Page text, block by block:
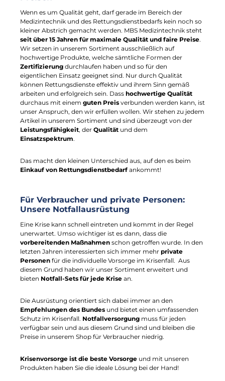
Wenn es um Qualität geht, darf gerade im Bereich der
Medizintechnik und des Rettungsdienstbedarfs kein noch so
kleiner Abstrich gemacht werden. MBS Medizintechnik steht
seit über 15 Jahren für maximale Qualität und faire Preise.
Wir setzen in unserem Sortiment ausschließlich auf
hochwertige Produkte, welche sämtliche Formen der
Zertifizierung durchlaufen haben und so für den
eigentlichen Einsatz geeignet sind. Nur durch Qualität
können Rettungsdienste effektiv und ihrem Sinn gemäß
arbeiten und erfolgreich sein. Dass hochwertige Qualität
durchaus mit einem guten Preis verbunden werden kann, ist
unser Anspruch, den wir erfüllen wollen. Wir stehen zu jedem
Artikel in unserem Sortiment und sind überzeugt von der
Leistungsfähigkeit, der Qualität und dem
Einsatzspektrum.
Das macht den kleinen Unterschied aus, auf den es beim
Einkauf von Rettungsdienstbedarf ankommt!
Für Verbraucher und private Personen:
Unsere Notfallausrüstung
Eine Krise kann schnell eintreten und kommt in der Regel
unerwartet. Umso wichtiger ist es dann, dass die
vorbereitenden Maßnahmen schon getroffen wurde. In den
letzten Jahren interessierten sich immer mehr private
Personen für die individuelle Vorsorge im Krisenfall. Aus
diesem Grund haben wir unser Sortiment erweitert und
bieten Notfall-Sets für jede Krise an.
Die Ausrüstung orientiert sich dabei immer an den
Empfehlungen des Bundes und bietet einen umfassenden
Schutz im Krisenfall. Notfallversorgung muss für jeden
verfügbar sein und aus diesem Grund sind und bleiben die
Preise in unserem Shop für Verbraucher niedrig.
Krisenvorsorge ist die beste Vorsorge und mit unseren
Produkten haben Sie die ideale Lösung bei der Hand!